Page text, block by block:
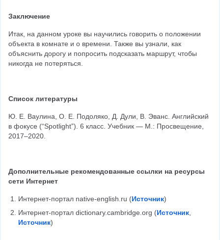
Заключение
Итак, на данном уроке вы научились говорить о положении
объекта в комнате и о времени. Также вы узнали, как
объяснить дорогу и попросить подсказать маршрут, чтобы
никогда не потеряться.
Список литературы
Ю. Е. Ваулина, О. Е. Подоляко, Д. Дули, В. Эванс. Английский
в фокусе (“Spotlight”). 6 класс. Учебник — М.: Просвещение,
2017–2020.
Дополнительные рекомендованные ссылки на ресурсы
сети Интернет
Интернет-портал native-english.ru (Источник)
Интернет-портал dictionary.cambridge.org (Источник
Источник)